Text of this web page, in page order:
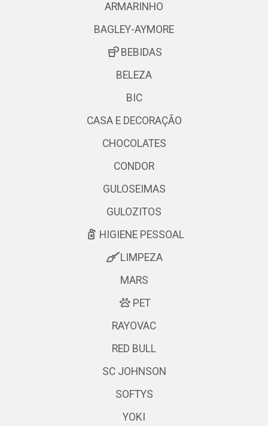
ARMARINHO
BAGLEY-AYMORE
BEBIDAS
BELEZA
BIC
CASA E DECORAÇÃO
CHOCOLATES
CONDOR
GULOSEIMAS
GULOZITOS
HIGIENE PESSOAL
LIMPEZA
MARS
PET
RAYOVAC
RED BULL
SC JOHNSON
SOFTYS
YOKI